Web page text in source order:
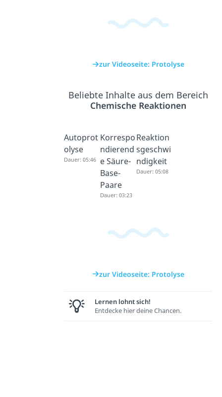
zur Videoseite: Protolyse
Beliebte Inhalte aus dem Bereich
Chemische Reaktionen
Autoprot
olyse
Dauer: 05:46
Korrespo
ndierend
e Säure-
Base-
Paare
Dauer: 03:23
Reaktion
sgeschwi
ndigkeit
Dauer: 05:08
zur Videoseite: Protolyse
Lernen lohnt sich!
Entdecke hier deine Chancen.